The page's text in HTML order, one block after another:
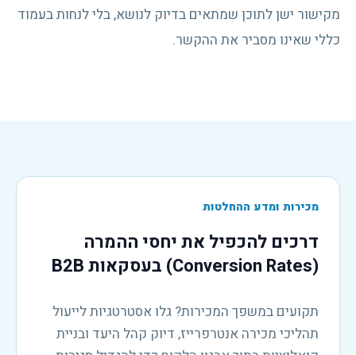
מקישור ישן לתוכן שמתאים בדיוק לנושא, בלי לנחות בעמוד
כללי שאינו מסביר את ההקשר.
מכירות ומדע ההחלטות
דרכים להכפיל את יחסי ההמרה
(Conversion Rates) בעסקאות B2B
תקועים במשפך המכירות? גלו אסטרטגיות לייעול
תהליכי מכירה אנטרפרייז, דיוק קהל היעד ובניית